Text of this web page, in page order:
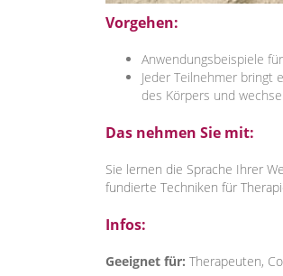
Vorgehen:
Anwendungsbeispiele
Jeder Teilnehmer bringt
des Körpers und
Das nehmen Sie mit:
Sie lernen die Sprache Ihrer
fundierte Techniken für
Infos:
Geeignet für: Therapeuten,